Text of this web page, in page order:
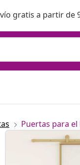
gratis a partir de
Puertas para